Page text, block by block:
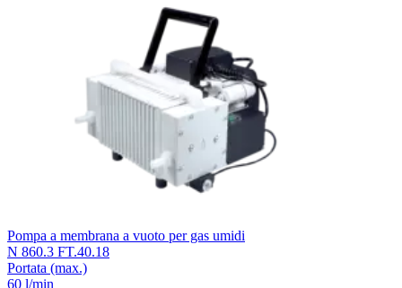
Pompa a membrana a vuoto per gas umidi
N 860.3 FT.40.18
Portata (max.)
60 l/min